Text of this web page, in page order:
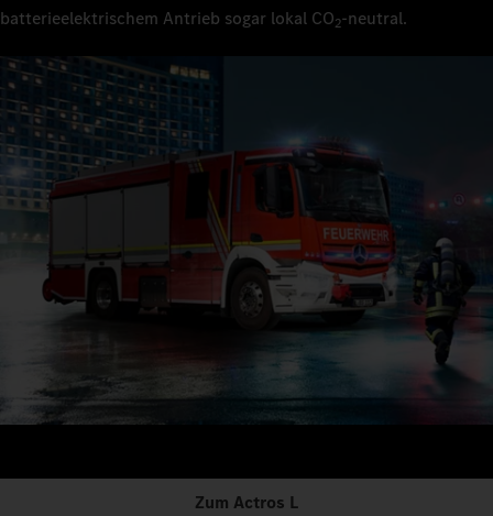
batterieelektrischem Antrieb sogar lokal CO2‑neutral.
Zum Actros L